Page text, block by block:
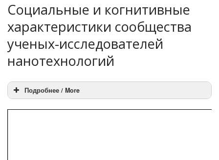
Социальные и когнитивные
характеристики сообщества
ученых-исследователей
нанотехнологий
Подробнее / More